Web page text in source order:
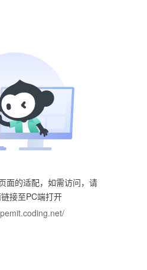
面的适配，如需访问，请
接至PC端打开